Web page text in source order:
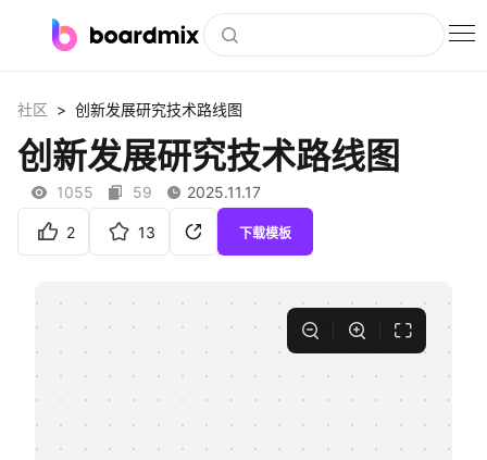
社区资源
下载
私有化部署
客户案例
支持
社区 > 创新发展研究技术路线图
创新发展研究技术路线图
1055 59 2025.11.17
2 13 下载模板